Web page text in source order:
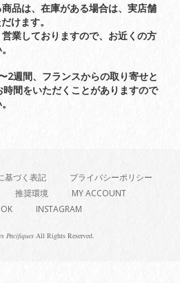
品は、在庫がある場合は、実店舗
けます。
業しておりますので、お近くの方
2週間、フランスからの取り寄せと
間をいただくことがありますので
基づく表記
プライバシーポリシー
推奨環境
MY ACCOUNT
INSTAGRAM
Pacifiques All Rights Reserved.